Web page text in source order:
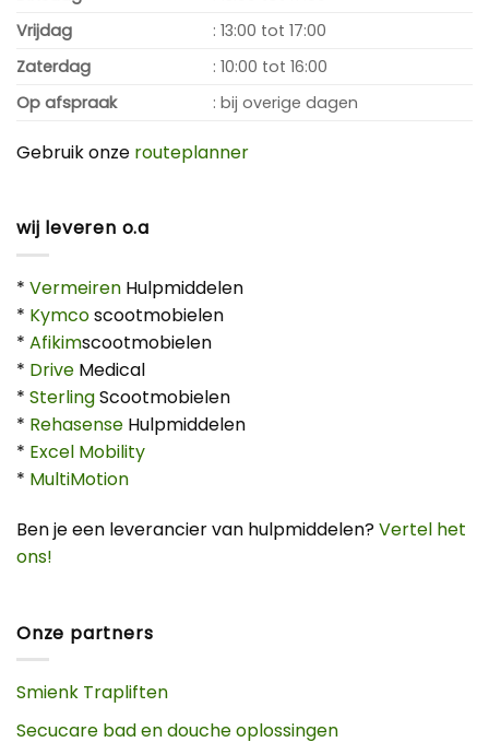
Vrijdag
: 13:00 tot 17:00
Zaterdag
: 10:00 tot 16:00
Op afspraak
: bij overige dagen
Gebruik onze routeplanner
wij leveren o.a
* Vermeiren Hulpmiddelen
* Kymcoscootmobielen
* Afikimscootmobielen
* Drive Medical
* SterlingScootmobielen
* Rehasense Hulpmiddelen
* Excel Mobility
* MultiMotion
Ben je een leverancier van hulpmiddelen?Vertel het
ons!
Onze partners
Smienk Trapliften
Secucare bad en douche oplossingen